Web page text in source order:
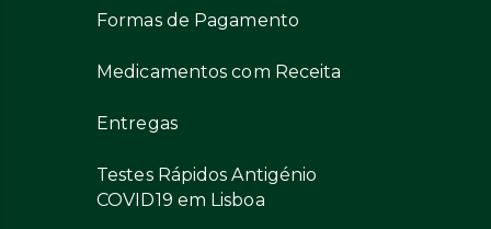
Formas de Pagamento
Medicamentos com Receita
Entregas
Testes Rápidos Antigénio
COVID19 em Lisboa